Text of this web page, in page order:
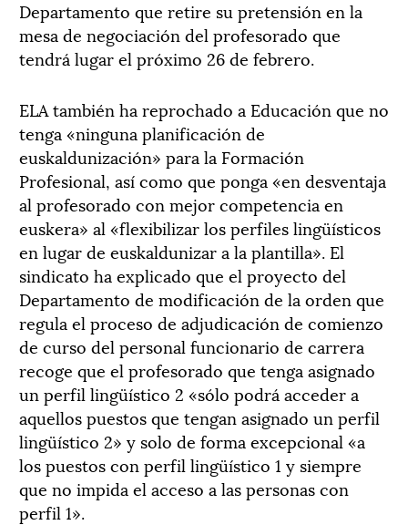
Departamento que retire su pretensión en la
mesa de negociación del profesorado que
tendrá lugar el próximo 26 de febrero.
ELA también ha reprochado a Educación que no
tenga «ninguna planificación de
euskaldunización» para la Formación
Profesional, así como que ponga «en desventaja
al profesorado con mejor competencia en
euskera» al «flexibilizar los perfiles lingüísticos
en lugar de euskaldunizar a la plantilla». El
sindicato ha explicado que el proyecto del
Departamento de modificación de la orden que
regula el proceso de adjudicación de comienzo
de curso del personal funcionario de carrera
recoge que el profesorado que tenga asignado
un perfil lingüístico 2 «sólo podrá acceder a
aquellos puestos que tengan asignado un perfil
lingüístico 2» y solo de forma excepcional «a
los puestos con perfil lingüístico 1 y siempre
que no impida el acceso a las personas con
perfil 1».